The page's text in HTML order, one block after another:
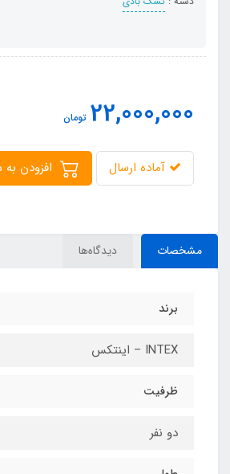
22,000,000 تومان
آماده ارسال
مشخصات دیدگاه‌ها
برند
INTEX – اینتکس
ظرفیت
دو نفر